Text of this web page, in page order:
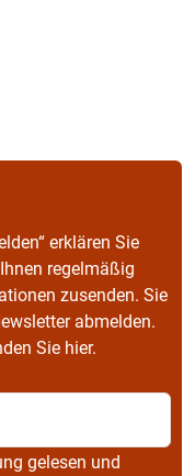
erklären Sie
regelmäßig
zusenden. Sie
abmelden.
Sie hier.
gelesen und